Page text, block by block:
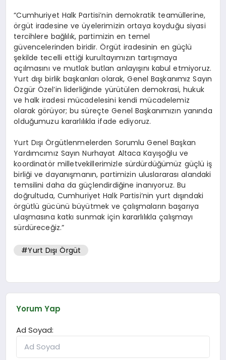
“Cumhuriyet Halk Partisi’nin demokratik teamüllerine,
örgüt iradesine ve üyelerimizin ortaya koyduğu siyasi
tercihlere bağlılık, partimizin en temel
güvencelerinden biridir. Örgüt iradesinin en güçlü
şekilde tecelli ettiği kurultayımızın tartışmaya
açılmasını ve mutlak butlan anlayışını kabul etmiyoruz.
Yurt dışı birlik başkanları olarak, Genel Başkanımız Sayın
Özgür Özel’in liderliğinde yürütülen demokrasi, hukuk
ve halk iradesi mücadelesini kendi mücadelemiz
olarak görüyor; bu süreçte Genel Başkanımızın yanında
olduğumuzu kararlılıkla ifade ediyoruz.
Yurt Dışı Örgütlenmelerden Sorumlu Genel Başkan
Yardımcımız Sayın Nurhayat Altaca Kayışoğlu ve
koordinatör milletvekillerimizle sürdürdüğümüz güçlü iş
birliği ve dayanışmanın, partimizin uluslararası alandaki
temsilini daha da güçlendirdiğine inanıyoruz. Bu
doğrultuda, Cumhuriyet Halk Partisi’nin yurt dışındaki
örgütlü gücünü büyütmek ve çalışmaların başarıya
ulaşmasına katkı sunmak için kararlılıkla çalışmayı
sürdüreceğiz.”
#Yurt Dışı Örgüt
Yorum Yap
Ad Soyad: